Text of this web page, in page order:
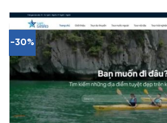
-30%